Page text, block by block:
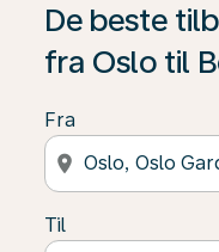
De beste
fra Oslo til
Fra
location_on
Til